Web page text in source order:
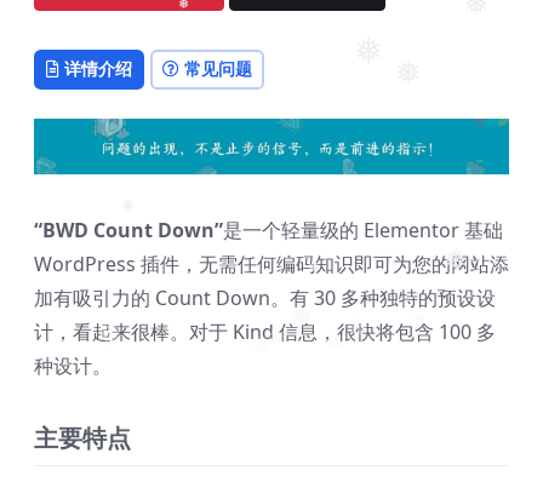
❅
❅
❅
❅
❅
详情介绍 常见问题
“BWD Count Down”是一个轻量级的 Elementor 基础
WordPress 插件，无需任何编码知识即可为您的网站添
加有吸引力的 Count Down。有 30 多种独特的预设设
计，看起来很棒。对于 Kind 信息，很快将包含 100 多
种设计。
主要特点